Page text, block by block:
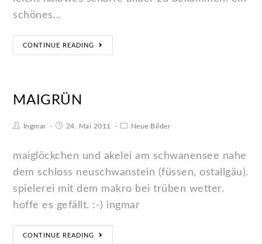
schönes…
CONTINUE READING
MAIGRÜN
Ingmar 24. Mai 2011 Neue Bilder
maiglöckchen und akelei am schwanensee nahe
dem schloss neuschwanstein (füssen, ostallgäu).
spielerei mit dem makro bei trüben wetter.
hoffe es gefällt. :-) ingmar
CONTINUE READING